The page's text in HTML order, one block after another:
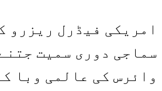
امریکی فیڈرل ریزرو
سماجی دوری سمیت